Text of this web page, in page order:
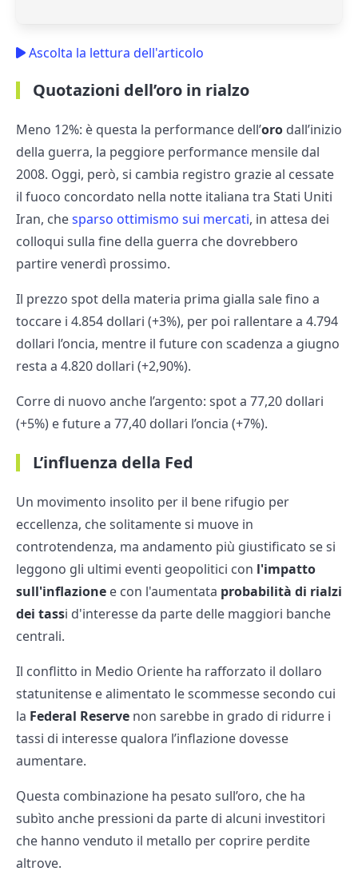
Ascolta la lettura dell'articolo
Quotazioni dell’oro in rialzo
Meno 12%: è questa la performance dell’oro dall’inizio
della guerra, la peggiore performance mensile dal
2008. Oggi, però, si cambia registro grazie al cessate
il fuoco concordato nella notte italiana tra Stati Uniti
Iran, chesparso ottimismo sui mercati, in attesa dei
colloqui sulla fine della guerra che dovrebbero
partire venerdì prossimo.
Il prezzo spot della materia prima gialla sale fino a
toccare i 4.854 dollari (+3%), per poi rallentare a 4.794
dollari l’oncia, mentre il future con scadenza a giugno
resta a 4.820 dollari (+2,90%).
Corre di nuovo anche l’argento: spot a 77,20 dollari
(+5%) e future a 77,40 dollari l’oncia (+7%).
L’influenza della Fed
Un movimento insolito per il bene rifugio per
eccellenza, che solitamente si muove in
controtendenza, ma andamento più giustificato se si
leggono gli ultimi eventi geopolitici con l'impatto
sull'inflazione e con l'aumentata probabilità di rialzi
dei tassi d'interesse da parte delle maggiori banche
centrali.
Il conflitto in Medio Oriente ha rafforzato il dollaro
statunitense e alimentato le scommesse secondo cui
la Federal Reserve non sarebbe in grado di ridurre i
tassi di interesse qualora l’inflazione dovesse
aumentare.
Questa combinazione ha pesato sull’oro, che ha
subìto anche pressioni da parte di alcuni investitori
che hanno venduto il metallo per coprire perdite
altrove.